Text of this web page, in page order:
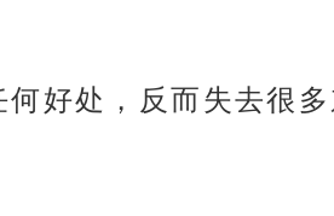
好处，反而失去很多